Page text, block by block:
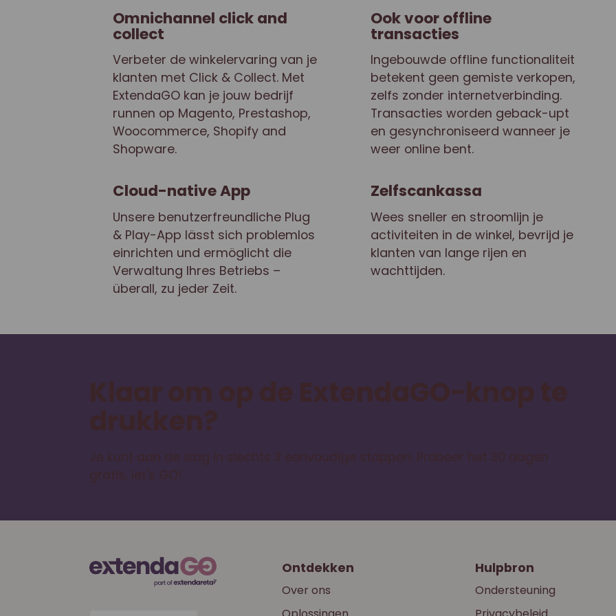
Omnichannel click and
collect
Verbeter de winkelervaring van je
klanten met Click & Collect. Met
ExtendaGO kan je jouw bedrijf
runnen op Magento, Prestashop,
Woocommerce, Shopify and
Shopware.
Ook voor offline
transacties
Ingebouwde offline functionaliteit
betekent geen gemiste verkopen,
zelfs zonder internetverbinding.
Transacties worden geback-upt
en gesynchroniseerd wanneer je
weer online bent.
Cloud-native App
Unsere benutzerfreundliche Plug
& Play-App lässt sich problemlos
einrichten und ermöglicht die
Verwaltung Ihres Betriebs –
überall, zu jeder Zeit.
Zelfscankassa
Wees sneller en stroomlijn je
activiteiten in de winkel, bevrijd je
klanten van lange rijen en
wachttijden.
Klaar om op de ExtendaGO-knop te
drukken?
Je kunt aan de slag in slechts 3 eenvoudige stappen. Probeer het 30 dagen
gratis, let's GO!
Ontdekken
Over ons
Hulpbron
Ondersteuning